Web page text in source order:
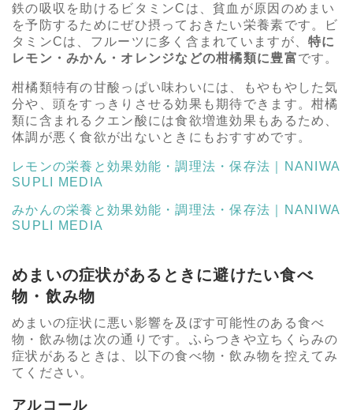
鉄の吸収を助けるビタミンCは、貧血が原因のめまい
を予防するためにぜひ摂っておきたい栄養素です。ビ
タミンCは、フルーツに多く含まれていますが、特に
レモン・みかん・オレンジなどの柑橘類に豊富です。
柑橘類特有の甘酸っぱい味わいには、もやもやした気
分や、頭をすっきりさせる効果も期待できます。柑橘
類に含まれるクエン酸には食欲増進効果もあるため、
体調が悪く食欲が出ないときにもおすすめです。
レモンの栄養と効果効能・調理法・保存法｜NANIWA
SUPLI MEDIA
みかんの栄養と効果効能・調理法・保存法｜NANIWA
SUPLI MEDIA
めまいの症状があるときに避けたい食べ
物・飲み物
めまいの症状に悪い影響を及ぼす可能性のある食べ
物・飲み物は次の通りです。ふらつきや立ちくらみの
症状があるときは、以下の食べ物・飲み物を控えてみ
てください。
アルコール